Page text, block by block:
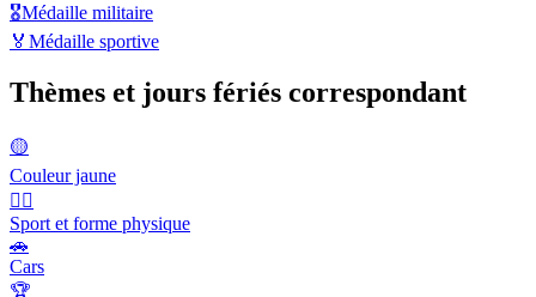
🎖️Médaille militaire
🏅 Médaille sportive
Thèmes et jours fériés correspondant
🟡
Couleur jaune
🤾‍♀️
Sport et forme physique
🚗
Cars
🏆